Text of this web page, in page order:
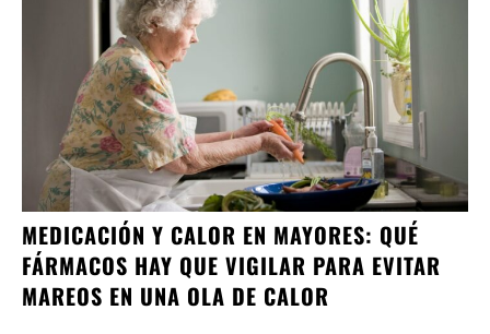
MEDICACIÓN Y CALOR EN MAYORES: QUÉ
FÁRMACOS HAY QUE VIGILAR PARA EVITAR
MAREOS EN UNA OLA DE CALOR